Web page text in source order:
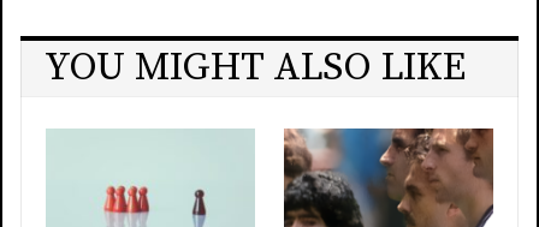
YOU MIGHT ALSO LIKE